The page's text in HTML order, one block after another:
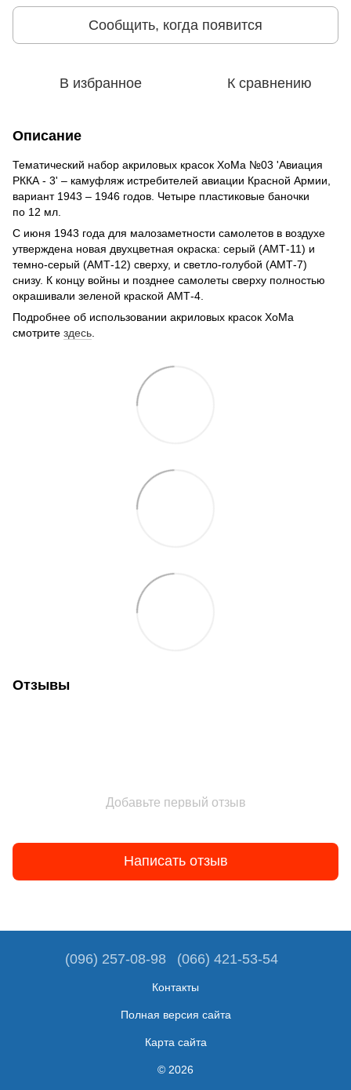
Сообщить, когда появится
В избранное К сравнению
Описание
Тематический набор акриловых красок ХоМа №03 'Авиация
РККА - 3' – камуфляж истребителей авиации Красной Армии,
вариант 1943 – 1946 годов. Четыре пластиковые баночки
по 12 мл.
С июня 1943 года для малозаметности самолетов в воздухе
утверждена новая двухцветная окраска: серый (АМТ-11) и
темно-серый (АМТ-12) сверху, и светло-голубой (АМТ-7)
снизу. К концу войны и позднее самолеты сверху полностью
окрашивали зеленой краской АМТ-4.
Подробнее об использовании акриловых красок ХоМа
смотрите здесь
Отзывы
Добавьте первый отзыв
Написать отзыв
(096) 257-08-98 (066) 421-53-54
Контакты
Полная версия сайта
Карта сайта
© 2026